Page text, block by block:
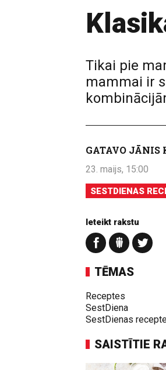
Tikai pie
mammai ir
GATAVO JĀNIS
23. maijs, 15:00
SESTDIENAS
Ieteikt rakstu
TĒMAS
Receptes
SestDiena
SestDienas
SAISTĪTIE